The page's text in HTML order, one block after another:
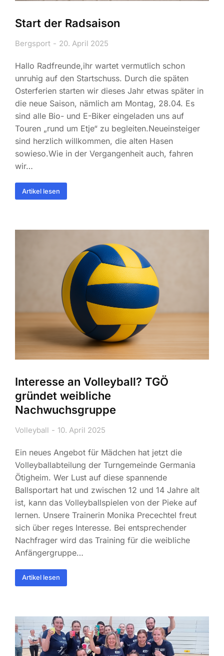
Start der Radsaison
Bergsport 20. April 2025
Hallo Radfreunde,ihr wartet vermutlich schon
unruhig auf den Startschuss. Durch die späten
Osterferien starten wir dieses Jahr etwas später in
die neue Saison, nämlich am Montag, 28.04. Es
sind alle Bio- und E-Biker eingeladen uns auf
Touren „rund um Etje“ zu begleiten.Neueinsteiger
sind herzlich willkommen, die alten Hasen
sowieso.Wie in der Vergangenheit auch, fahren
wir…
Artikel lesen
Interesse an Volleyball? TGÖ
gründet weibliche
Nachwuchsgruppe
Volleyball 10. April 2025
Ein neues Angebot für Mädchen hat jetzt die
Volleyballabteilung der Turngemeinde Germania
Ötigheim. Wer Lust auf diese spannende
Ballsportart hat und zwischen 12 und 14 Jahre alt
ist, kann das Volleyballspielen von der Pieke auf
lernen. Unsere Trainerin Monika Precechtel freut
sich über reges Interesse. Bei entsprechender
Nachfrager wird das Training für die weibliche
Anfängergruppe…
Artikel lesen